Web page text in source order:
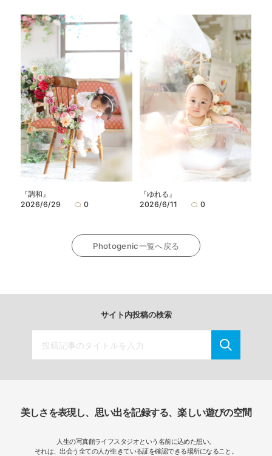
『調和』
2026/6/29
0
『ゆれる』
2026/6/11
0
Photogenic一覧へ戻る
サイト内投稿の検索
美しさを表現し、思い出を記録する、楽しい遊びの空間
人生の写真館ライフスタジオという名前に込めた想い。
それは、出会う全ての人が生きている証を確認できる場所になること。